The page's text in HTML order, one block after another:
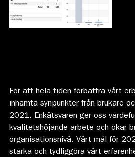
För att hela tiden förbättra vårt
inhämta synpunkter från brukare
2021. Enkätsvaren ger oss
kvalitetshöjande arbete och ökar
organisationsnivå. Vårt mål för
stärka och tydliggöra vårt